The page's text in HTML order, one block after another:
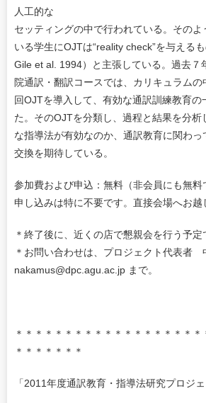
人工的な
セッティングの中で行われている。その
いる学生にOJTは“reality check”を与える
Gile et al. 1994）と主張している。過去７
院通訳・翻訳コースでは、カリキュラムの
回OJTを導入して、有効な通訳訓練教育の
た。そのOJTを分類し、過程と結果を分析
な指導法が有効なのか、通訳教育に関わ
交換を期待している。
参加費および申込：無料（非会員にも無
申し込みは特に不要です。直接会場へお越
＊終了後に、近くの店で懇親会を行う予定
＊お問い合わせは、プロジェクト代表者
nakamus@dpc.agu.ac.jp まで。
＊＊＊＊＊＊＊＊＊＊＊＊＊＊＊＊＊＊＊
＊＊＊＊＊＊＊
「2011年度通訳教育・指導法研究プロジェ